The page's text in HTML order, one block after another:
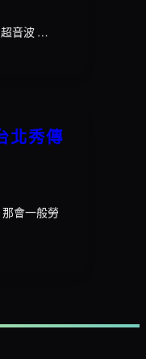
超音波 …
北秀傳
會一般勞